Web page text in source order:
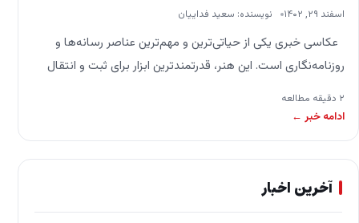
اسفند ۲۹, ۱۴۰۲ نویسنده: سعید فداییان
عکاسی خبری یکی از حیاتی‌ترین و مهم‌ترین عناصر رسانه‌ها و
روزنامه‌نگاری است. این هنر، قدرتمندترین ابزار برای ثبت و انتقال
واقعیت از رویدادها و… ۲ دقیقه مطالعه
ادامه خبر ←
آخرین اخبار